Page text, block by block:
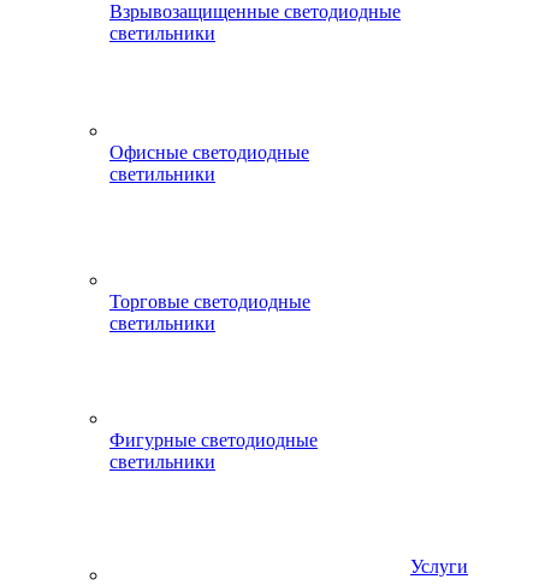
Взрывозащищенные светодиодные
светильники
Офисные светодиодные
светильники
Торговые светодиодные
светильники
Фигурные светодиодные
светильники
Услуги